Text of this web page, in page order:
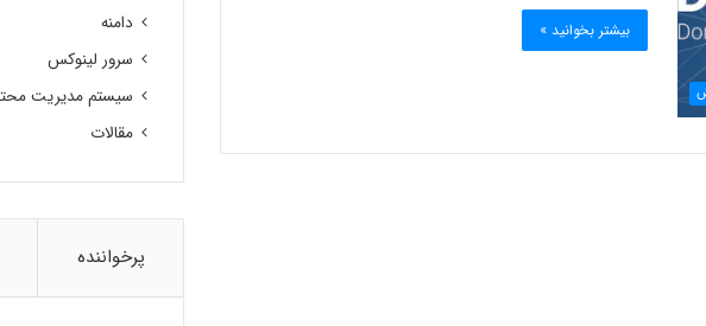
بیشتر بخوانید »
دامنه
سرور لینوکس
سیستم مدیریت
مقالات
پرخواننده